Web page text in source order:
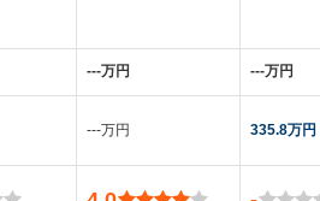
‐‐‐万円
‐‐‐万円
‐‐‐万円
335.8万円